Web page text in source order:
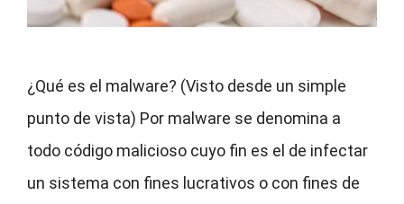
¿Qué es el malware? (Visto desde un simple
punto de vista) Por malware se denomina a
todo código malicioso cuyo fin es el de infectar
un sistema con fines lucrativos o con fines de